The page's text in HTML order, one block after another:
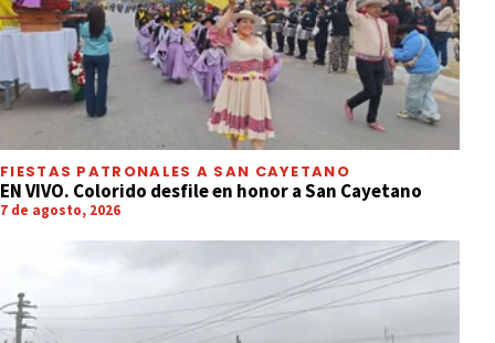
FIESTAS PATRONALES A SAN CAYETANO
EN VIVO. Colorido desfile en honor a San Cayetano
7 de agosto, 2026